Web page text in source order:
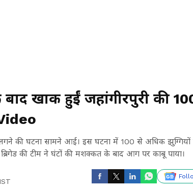
खाक हुईं जहांगीरपुरी की
की घटना सामने आई। इस घटना में 100 से अधिक
की टीम ने घंटों की मशक्कत के बाद आग पर काबू पाया।